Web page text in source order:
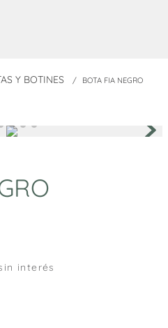
Y BOTINES BOTA FIA NEGRO
interés